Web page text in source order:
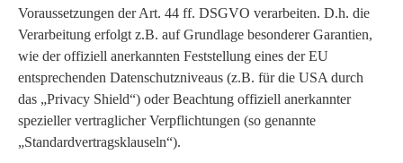
Voraussetzungen der Art. 44 ff. DSGVO verarbeiten. D.h. die
Verarbeitung erfolgt z.B. auf Grundlage besonderer Garantien,
wie der offiziell anerkannten Feststellung eines der EU
entsprechenden Datenschutzniveaus (z.B. für die USA durch
das „Privacy Shield“) oder Beachtung offiziell anerkannter
spezieller vertraglicher Verpflichtungen (so genannte
„Standardvertragsklauseln“).